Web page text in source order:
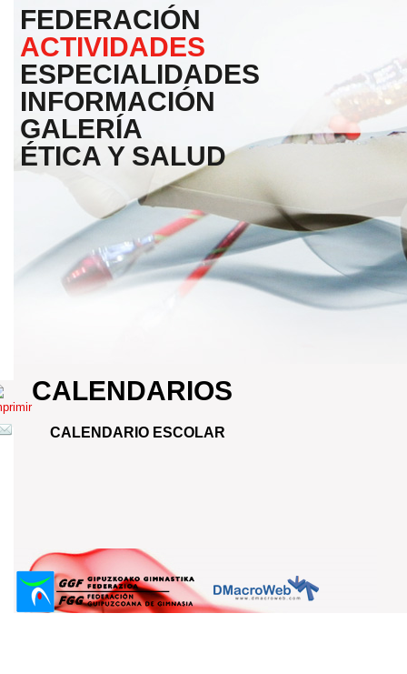
FEDERACIÓN
ACTIVIDADES
ESPECIALIDADES
INFORMACIÓN
GALERÍA
ÉTICA Y SALUD
CALENDARIOS
CALENDARIO ESCOLAR